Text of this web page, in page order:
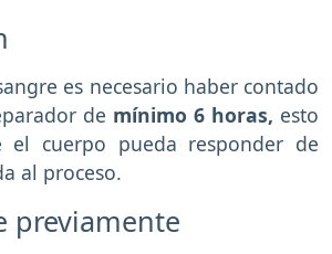
es necesario haber contado
de mínimo 6 horas, esto
el cuerpo pueda responder de
al proceso.
previamente